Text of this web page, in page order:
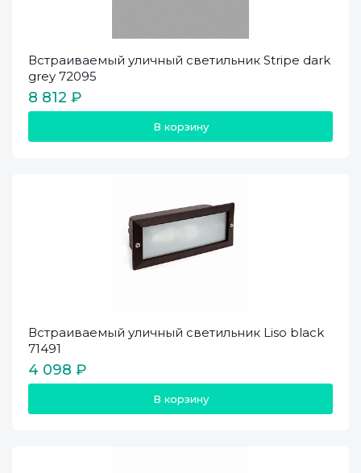
Встраиваемый уличный светильник Stripe dark
grey 72095
8 812 ₽
В корзину
Встраиваемый уличный светильник Liso black
71491
4 098 ₽
В корзину